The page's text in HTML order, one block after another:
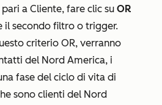
a Cliente, fare clic su OR
il secondo filtro o trigger.
criterio OR, verranno
del Nord America, i
fase del ciclo di vita di
sono clienti del Nord